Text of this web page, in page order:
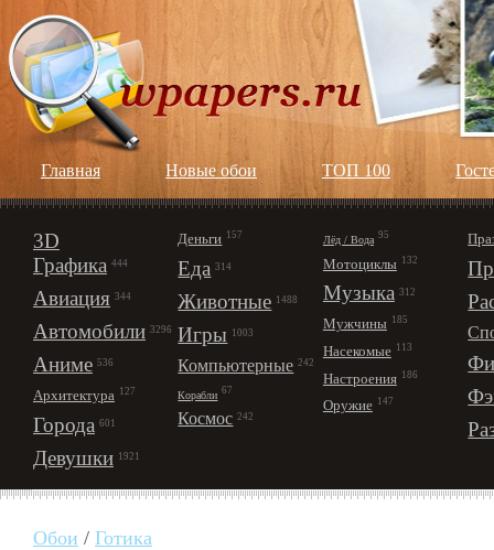
Главная Новые обои ТОП 100
3D
Графика 444
Авиация 344
Автомобили 3296
Аниме 536
Архитектура 127
Города 601
Девушки 1921
Деньги 157
Еда 314
Животные 1488
Игры 1003
Компьютерные 242
Корабли 67
Космос 242
Лёд / Вода 95
Мотоциклы 132
Музыка 312
Мужчины 185
Насекомые 113
Настроения 186
Оружие 147
Обои / Готика